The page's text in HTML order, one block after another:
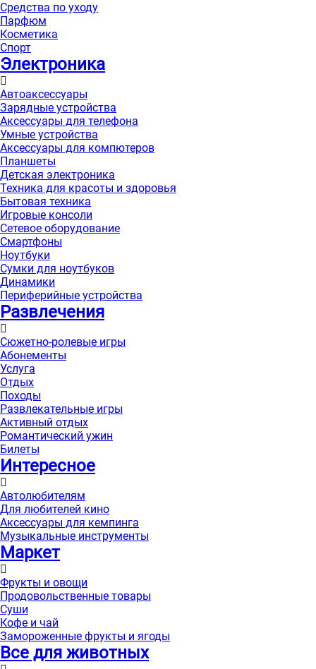
Средства по уходу
Парфюм
Косметика
Спорт
Электроника
Автоаксессуары
Зарядные устройства
Аксессуары для телефона
Умные устройства
Аксессуары для компютеров
Планшеты
Детская электроника
Техника для красоты и здоровья
Бытовая техника
Игровые консоли
Сетевое оборудование
Смартфоны
Ноутбуки
Сумки для ноутбуков
Динамики
Периферийные устройства
Развлечения
Сюжетно-ролевые игры
Абонементы
Услуга
Отдых
Походы
Развлекательные игры
Активный отдых
Романтический ужин
Билеты
Интересноe
Автолюбителям
Для любителей кино
Аксессуары для кемпинга
Музыкальные инструменты
Маркет
Фрукты и овощи
Продовольственные товары
Суши
Кофе и чай
Замороженные фрукты и ягоды
Все для животных